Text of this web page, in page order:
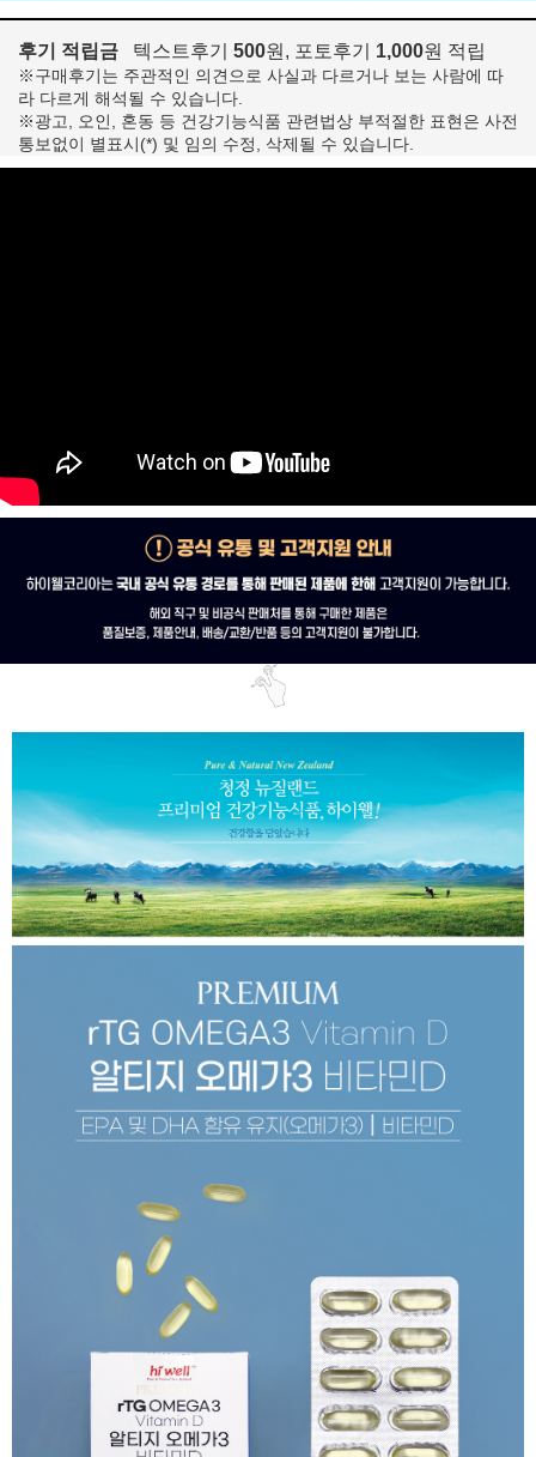
후기 적립금 텍스트후기 500원, 포토후기 1,000원 적립
※구매후기는 주관적인 의견으로 사실과 다르거나 보는 사람에 따
라 다르게 해석될 수 있습니다.
※광고, 오인, 혼동 등 건강기능식품 관련법상 부적절한 표현은 사전
통보없이 별표시(*) 및 임의 수정, 삭제될 수 있습니다.